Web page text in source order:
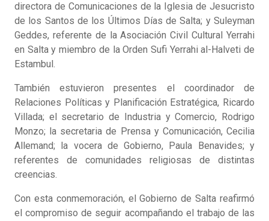
directora de Comunicaciones de la Iglesia de Jesucristo
de los Santos de los Últimos Días de Salta; y Suleyman
Geddes, referente de la Asociación Civil Cultural Yerrahi
en Salta y miembro de la Orden Sufi Yerrahi al-Halveti de
Estambul.
También estuvieron presentes el coordinador de
Relaciones Políticas y Planificación Estratégica, Ricardo
Villada; el secretario de Industria y Comercio, Rodrigo
Monzo; la secretaria de Prensa y Comunicación, Cecilia
Allemand; la vocera de Gobierno, Paula Benavides; y
referentes de comunidades religiosas de distintas
creencias.
Con esta conmemoración, el Gobierno de Salta reafirmó
el compromiso de seguir acompañando el trabajo de las